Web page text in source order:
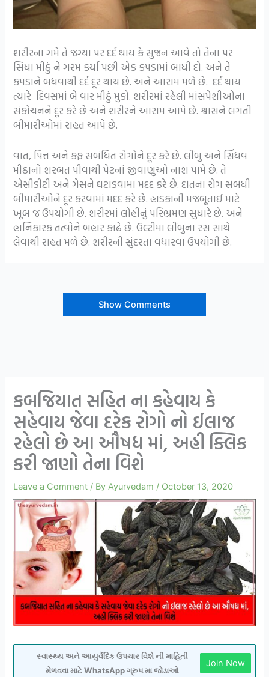
શરીરના ગમે તે જગ્યા પર દર્દ થાય કે સુજન આવે તો તેના પર
સિંધા મીઠું ને ગરમ કર્યા પછી એક કપડામાં બાધી દો. અને તે
કપડાંને બધવાથી દર્દ દૂર થાય છે. અને આરામ મળે છે. દર્દ થાય
ત્યારે દિવસમાં બે વાર મીઠું મુકો. શરીરમાં રહેલી માંસપેશીઓના
સંકોચનને દૂર કરે છે અને શરીરને આરામ આપે છે. શ્વાસને લગતી
બીમારીઓમાં રાહત આપે છે.
વાત, પિત્ત અને કફ સબંધિત રોગોને દૂર કરે છે. લીંબુ અને સિંધવ
મીઠાનો શરબત પીવાથી પેટનાં જીવાણુઓ નાશ પામે છે. તે
એસીડીટી અને ગેસને ઘટાડવામાં મદદ કરે છે. દાંતના રોગ સંબંધી
બીમારીઓને દૂર કરવામાં મદદ કરે છે. હાડકાની મજબૂતાઈ માટે
ખૂબ જ ઉપયોગી છે. શરીરમાં લોહીનું પરિભ્રમણ સુધારે છે. અને
હાનિકારક તત્વોને બહાર કાઢે છે. ઉલ્ટીમાં લીંબુના રસ સાથે
લેવાથી રાહત મળે છે. શરીરની સુંદરતા વધારવા ઉપયોગી છે.
Show Comments
કબજિયાત સહિત ના કહેવાય કે
સહેવાય જેવા દરેક રોગો નો ઈલાજ
રહેલો છે આ ઔષધ માં, અહી ક્લિક
કરી જાણો તેના વિશે
Leave a Comment / ByAyurvedam / October 13, 2020
સ્વાસ્થ્ય અને આયુર્વેદિક ઉપચાર વિશે ની માહિતી
મેળવવા માટે WhatsApp ગ્રુપ મા જોડાઓ
Join Now